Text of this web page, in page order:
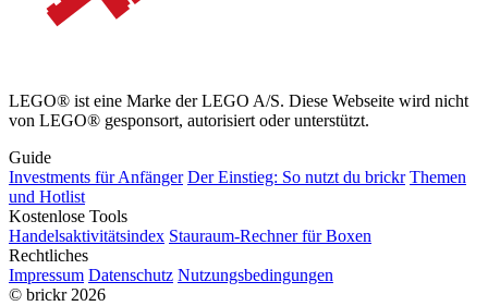
LEGO® ist eine Marke der LEGO A/S. Diese Webseite wird nicht
von LEGO® gesponsort, autorisiert oder unterstützt.
Guide
Investments für Anfänger Der Einstieg: So nutzt du brickr Themen
und Hotlist
Kostenlose Tools
Handelsaktivitätsindex Stauraum-Rechner für Boxen
Rechtliches
Impressum Datenschutz Nutzungsbedingungen
© brickr 2026